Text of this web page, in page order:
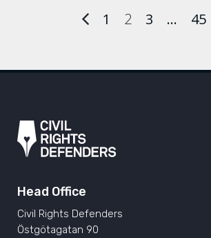
1 2 3 … 45
Head Office
Civil Rights Defenders
Östgötagatan 90